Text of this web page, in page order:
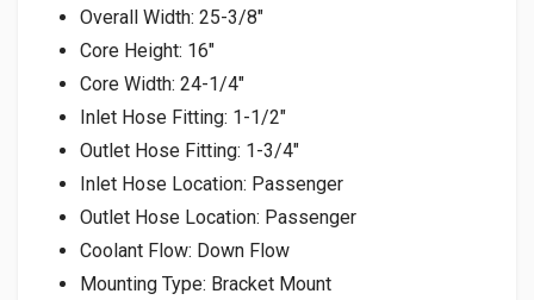
Overall Width: 25-3/8″
Core Height: 16″
Core Width: 24-1/4″
Inlet Hose Fitting: 1-1/2″
Outlet Hose Fitting: 1-3/4″
Inlet Hose Location: Passenger
Outlet Hose Location: Passenger
Coolant Flow: Down Flow
Mounting Type: Bracket Mount